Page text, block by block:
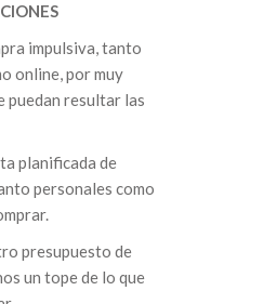
impulsiva, tanto
online, por muy
puedan resultar las
planificada de
personales como
presupuesto de
un tope de lo que